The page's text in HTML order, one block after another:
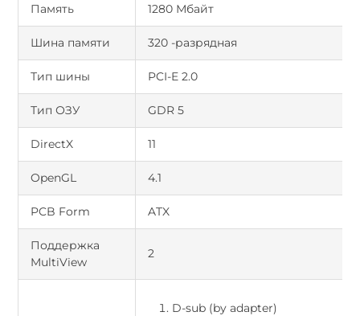
Память 1280 Мбайт
Шина памяти 320 -разрядная
Тип шины PCI-E 2.0
Тип ОЗУ GDR 5
DirectX 11
OpenGL 4.1
PCB Form ATX
Поддержка
MultiView
2
D-sub (by adapter)